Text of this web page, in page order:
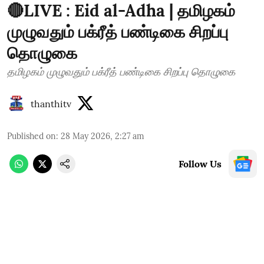
🔴LIVE : Eid al-Adha | தமிழகம்
முழுவதும் பக்ரீத் பண்டிகை சிறப்பு
தொழுகை
தமிழகம் முழுவதும் பக்ரீத் பண்டிகை சிறப்பு தொழுகை
thanthitv
Published on: 28 May 2026, 2:27 am
Follow Us